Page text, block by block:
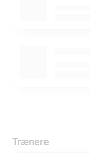
Trænere